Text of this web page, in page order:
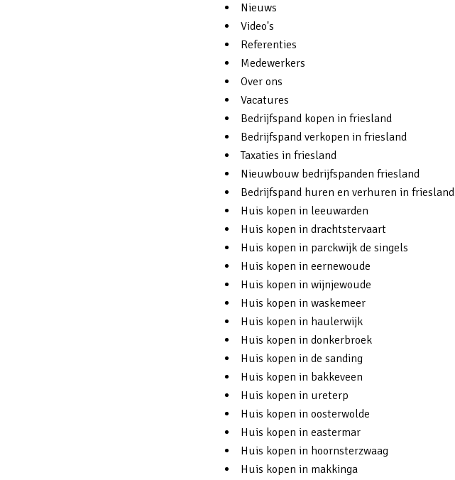
Nieuws
Video's
Referenties
Medewerkers
Over ons
Vacatures
Bedrijfspand kopen in friesland
Bedrijfspand verkopen in friesland
Taxaties in friesland
Nieuwbouw bedrijfspanden friesland
Bedrijfspand huren en verhuren in friesland
Huis kopen in leeuwarden
Huis kopen in drachtstervaart
Huis kopen in parckwijk de singels
Huis kopen in eernewoude
Huis kopen in wijnjewoude
Huis kopen in waskemeer
Huis kopen in haulerwijk
Huis kopen in donkerbroek
Huis kopen in de sanding
Huis kopen in bakkeveen
Huis kopen in ureterp
Huis kopen in oosterwolde
Huis kopen in eastermar
Huis kopen in hoornsterzwaag
Huis kopen in makkinga